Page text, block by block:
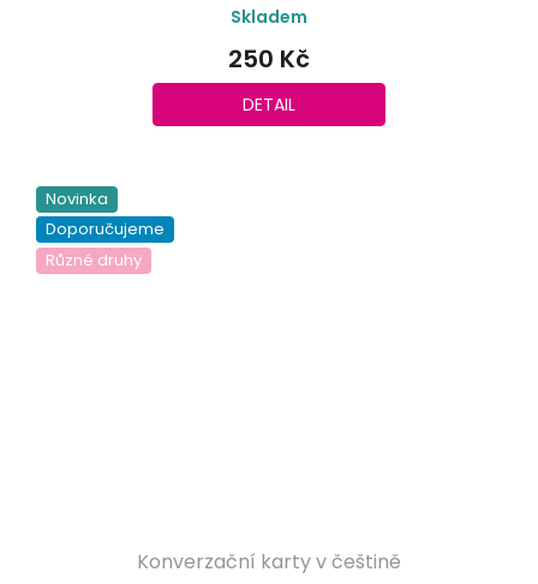
hodnocení
produktu
je
5,0
z
Skladem
250 Kč
DETAIL
Novinka
Doporučujeme
Různé druhy
Konverzační karty v češtině